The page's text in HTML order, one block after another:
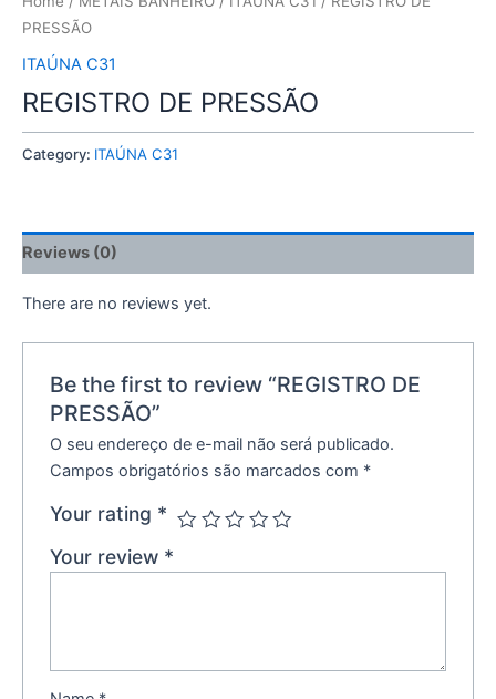
PRESSÃO
ITAÚNA C31
REGISTRO DE PRESSÃO
Category: ITAÚNA C31
Reviews (0)
There are no reviews yet.
Be the first to review “REGISTRO DE
PRESSÃO”
O seu endereço de e-mail não será publicado.
Campos obrigatórios são marcados com *
Your rating *
Your review *